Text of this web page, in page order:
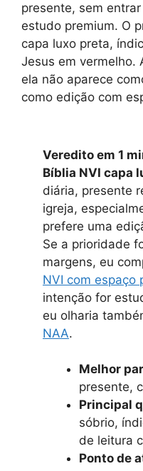
presente, sem
estudo premium. O
capa luxo preta,
Jesus em vermelho.
ela não aparece
como edição com
Veredito em 1
Bíblia NVI capa
diária, presente
igreja,
prefere uma
Se a prioridade
margens, eu
NVI com espaço
intenção for
eu olharia
NAA.
Melhor
presente,
Principal
sóbrio,
de leitura
Ponto de